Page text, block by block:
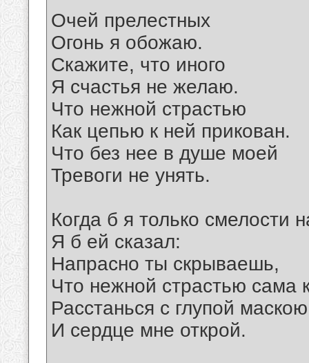
Очей прелестных
Огонь я обожаю.
Скажите, что иного
Я счастья не желаю.
Что нежной страстью
Как цепью к ней прикован.
Что без нее в душе моей
Тревоги не унять.
Когда б я только смелости
Я б ей сказал:
Напрасно ты скрываешь,
Что нежной страстью сама
Расстанься с глупой маскою
И сердце мне открой.